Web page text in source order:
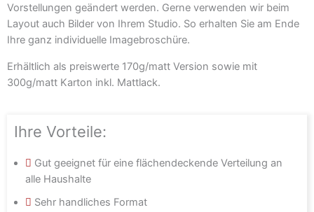
Vorstellungen geändert werden. Gerne verwenden wir beim
Layout auch Bilder von Ihrem Studio. So erhalten Sie am Ende
Ihre ganz individuelle Imagebroschüre.
Erhältlich als preiswerte 170g/matt Version sowie mit
300g/matt Karton inkl. Mattlack.
Ihre Vorteile:
Gut geeignet für eine flächendeckende Verteilung an
alle Haushalte
Sehr handliches Format